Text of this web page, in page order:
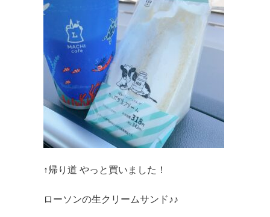
↑帰り道 やっと買いました！
ローソンの生クリームサンド♪♪